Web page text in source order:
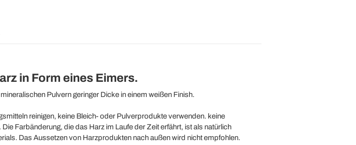
in Form eines Eimers.
mineralischen Pulvern geringer Dicke in einem weißen Finish.
reinigen, keine Bleich- oder Pulverprodukte verwenden. keine
Farbänderung, die das Harz im Laufe der Zeit erfährt, ist als natürlich
Das Aussetzen von Harzprodukten nach außen wird nicht empfohlen.